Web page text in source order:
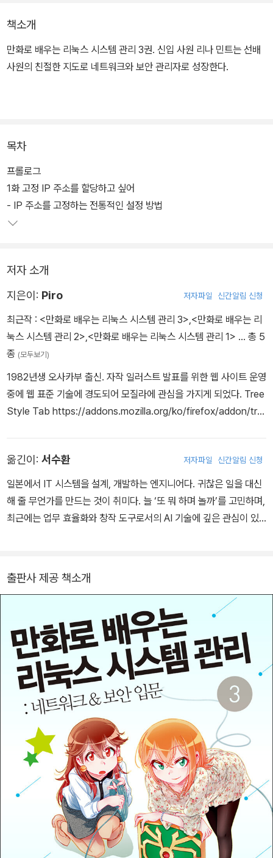
책소개
만화로 배우는 리눅스 시스템 관리 3권. 신입 사원 리나 민트는 선배
사원의 친절한 지도로 네트워크와 보안 관리자로 성장한다.
목차
프롤로그
1화 고정 IP 주소를 할당하고 싶어
- IP 주소를 고정하는 전통적인 설정 방법
저자 소개
지은이: Piro 저자파일 신간알림 신청
최근작 : <만화로 배우는 리눅스 시스템 관리 3>,<만화로 배우는 리
눅스 시스템 관리 2>,<만화로 배우는 리눅스 시스템 관리 1> … 총 5
종 (모두보기)
1982년생 오사카부 출신. 자작 일러스트 발표를 위한 웹 사이트 운영
중에 웹 표준 기술에 경도되어 모질라에 관심을 가지게 되었다. Tree
Style Tab https://addons.mozilla.org/ko/firefox/addon/tre
문 검색 엔진 Groonga 관련 개발에 참여하고 있다.
옮긴이: 서수환 저자파일 신간알림 신청
일본에서 IT 시스템을 설계, 개발하는 엔지니어다. 귀찮은 일을 대신
해 줄 무언가를 만드는 것이 취미다. 늘 ‘또 뭐 하며 놀까’를 고민하며,
최근에는 업무 효율화와 창작 도구로서의 AI 기술에 깊은 관심이 있
다.
출판사 제공 책소개